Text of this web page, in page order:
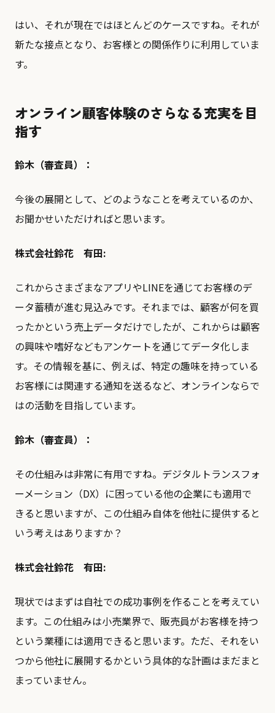
はい、それが現在ではほとんどのケースですね。それが
新たな接点となり、お客様との関係作りに利用していま
す。
オンライン顧客体験のさらなる充実を目
指す
鈴木（審査員）：
今後の展開として、どのようなことを考えているのか、
お聞かせいただければと思います。
株式会社鈴花 有田:
これからさまざまなアプリやLINEを通じてお客様のデ
ータ蓄積が進む見込みです。それまでは、顧客が何を買
ったかという売上データだけでしたが、これからは顧客
の興味や嗜好などもアンケートを通じてデータ化しま
す。その情報を基に、例えば、特定の趣味を持っている
お客様には関連する通知を送るなど、オンラインならで
はの活動を目指しています。
鈴木（審査員）：
その仕組みは非常に有用ですね。デジタルトランスフォ
ーメーション（DX）に困っている他の企業にも適用で
きると思いますが、この仕組み自体を他社に提供すると
いう考えはありますか？
株式会社鈴花 有田:
現状ではまずは自社での成功事例を作ることを考えてい
ます。この仕組みは小売業界で、販売員がお客様を持つ
という業種には適用できると思います。ただ、それをい
つから他社に展開するかという具体的な計画はまだまと
まっていません。